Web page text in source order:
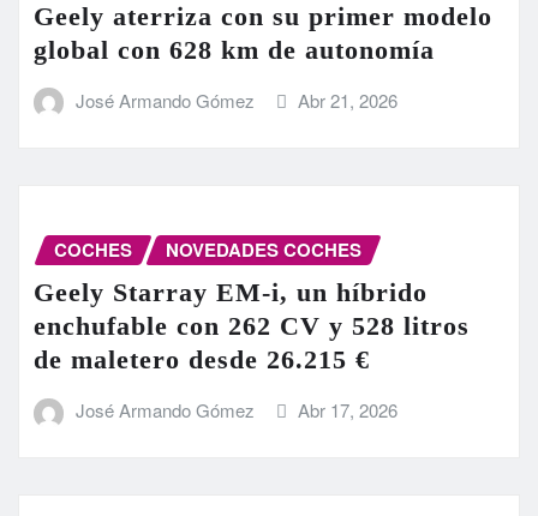
Geely aterriza con su primer modelo
global con 628 km de autonomía
José Armando Gómez Abr 21, 2026
COCHES NOVEDADES COCHES
Geely Starray EM-i, un híbrido
enchufable con 262 CV y 528 litros
de maletero desde 26.215 €
José Armando Gómez Abr 17, 2026